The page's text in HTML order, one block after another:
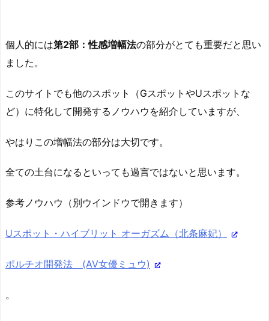
個人的には第2部：性感増幅法の部分がとても重要だと思い
ました。
このサイトでも他のスポット（GスポットやUスポットな
ど）に特化して開発するノウハウを紹介していますが、
やはりこの増幅法の部分は大切です。
全ての土台になるといっても過言ではないと思います。
参考ノウハウ（別ウインドウで開きます）
Uスポット・ハイブリット オーガズム（北条麻妃）
ポルチオ開発法 (AV女優ミュウ)
。